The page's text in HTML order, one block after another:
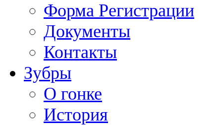
Форма Регистрации
Документы
Контакты
Зубры
О гонке
История